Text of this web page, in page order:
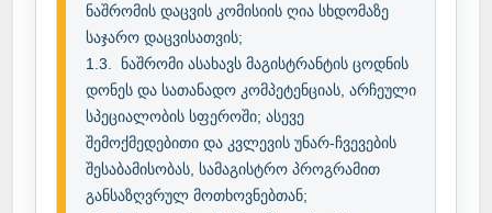
ნაშრომის დაცვის კომისიის ღია სხდომაზე
საჯარო დაცვისათვის;
1.3.	ნაშრომი ასახავს მაგისტრანტის ცოდნის
დონეს და სათანადო კომპეტენციას, არჩეული
სპეციალობის სფეროში; ასევე
შემოქმედებითი და კვლევის უნარ-ჩვევების
შესაბამისობას, სამაგისტრო პროგრამით
განსაზღვრულ მოთხოვნებთან;